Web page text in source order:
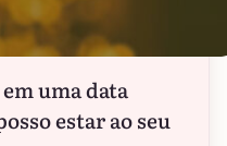
uma data
estar ao seu